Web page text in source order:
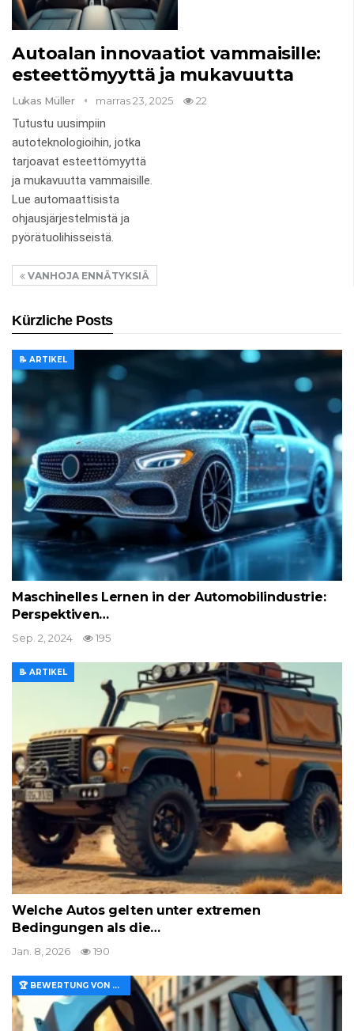
Autoalan innovaatiot vammaisille:
esteettömyyttä ja mukavuutta
Lukas Müller marras 23, 2025 22
Tutustu uusimpiin
autoteknologioihin, jotka
tarjoavat esteettömyyttä
ja mukavuutta vammaisille.
Lue automaattisista
ohjausjärjestelmistä ja
pyörätuolihisseistä.
VANHOJA ENNÄTYKSIÄ
Kürzliche Posts
📝 ARTIKEL
Maschinelles Lernen in der Automobilindustrie:
Perspektiven…
Sep. 2, 2024 195
📝 ARTIKEL
Welche Autos gelten unter extremen
Bedingungen als die…
Jan. 8, 2026 190
🏆 BEWERTUNG VON MERKMALEN UND WERT